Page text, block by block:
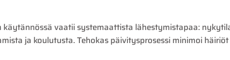
vaatii systemaattista lähestymistapaa:
ja koulutusta. Tehokas päivitysprosessi minimoi